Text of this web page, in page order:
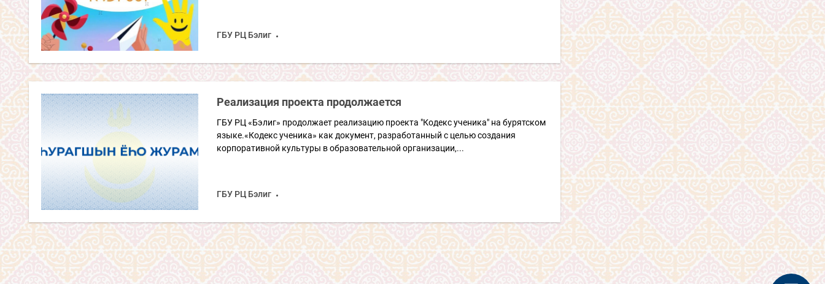
ГБУ РЦ Бэлиг
Реализация проекта продолжается
ГБУ РЦ «Бэлиг» продолжает реализацию проекта "Кодекс ученика" на бурятском
языке.«Кодекс ученика» как документ, разработанный с целью создания
корпоративной культуры в образовательной организации,...
ГБУ РЦ Бэлиг